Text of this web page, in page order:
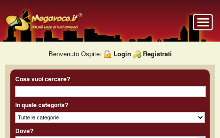
Benvenuto Ospite: Login Registrati
Cosa vuoi cercare?
In quale categoria?
Dove?